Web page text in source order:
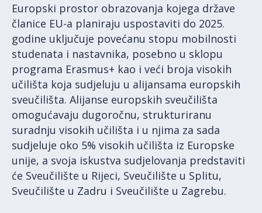
Europski prostor obrazovanja kojega države
članice EU-a planiraju uspostaviti do 2025.
godine uključuje povećanu stopu mobilnosti
studenata i nastavnika, posebno u sklopu
programa Erasmus+ kao i veći broja visokih
učilišta koja sudjeluju u alijansama europskih
sveučilišta. Alijanse europskih sveučilišta
omogućavaju dugoročnu, strukturiranu
suradnju visokih učilišta i u njima za sada
sudjeluje oko 5% visokih učilišta iz Europske
unije, a svoja iskustva sudjelovanja predstaviti
će Sveučilište u Rijeci, Sveučilište u Splitu,
Sveučilište u Zadru i Sveučilište u Zagrebu.